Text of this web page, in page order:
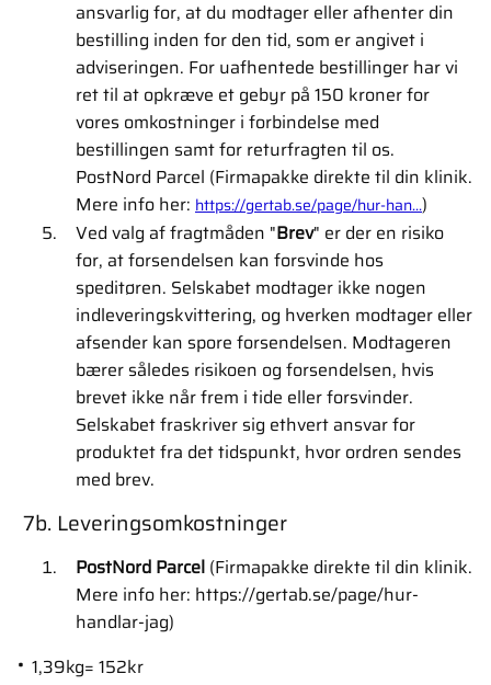
ansvarlig for, at du modtager eller afhenter din
bestilling inden for den tid, som er angivet i
adviseringen. For uafhentede bestillinger har vi
ret til at opkræve et gebyr på 150 kroner for
vores omkostninger i forbindelse med
bestillingen samt for returfragten til os.
PostNord Parcel (Firmapakke direkte til din klinik.
Mere info her: https://gertab.se/page/hur-han...)
Ved valg af fragtmåden "Brev" er der en risiko
for, at forsendelsen kan forsvinde hos
speditøren. Selskabet modtager ikke nogen
indleveringskvittering, og hverken modtager eller
afsender kan spore forsendelsen. Modtageren
bærer således risikoen og forsendelsen, hvis
brevet ikke når frem i tide eller forsvinder.
Selskabet fraskriver sig ethvert ansvar for
produktet fra det tidspunkt, hvor ordren sendes
med brev.
7b. Leveringsomkostninger
PostNord Parcel (Firmapakke direkte til din klinik.
Mere info her: https://gertab.se/page/hur-
handlar-jag)
1,39kg= 152kr